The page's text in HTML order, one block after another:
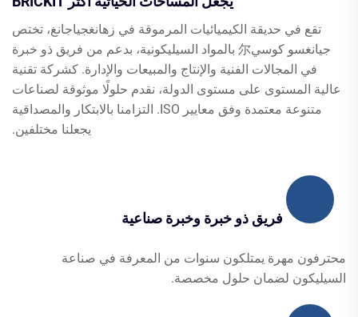
تقع في حديقة الكيميائيات المرموقة في زهانغجياجانغ، تختص
جيانغسو كوسي尔 بالمواد السيليكونية، بدعم من فريق ذو خبرة
في المجالات الفنية والإنتاج والمبيعات والإدارة. كشركة تقنية
عالية المستوى على مستوى الدولة، نقدم حلولًا موثوقة لصناعات
متنوعة معتمدة وفق معايير ISO. التزامنا بالابتكار والمصداقية
يجعلنا مختلفين.
فريق ذو خبرة وخبرة صناعية
محترفون مهرة يمتلكون سنوات من المعرفة في صناعة
السيليكون لضمان حلول مخصصة.